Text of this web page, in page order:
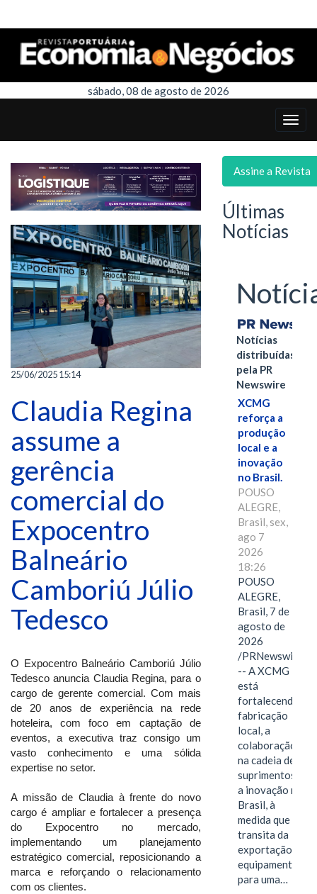
sábado, 08 de agosto de 2026
25/06/2025 15:14
Claudia Regina
assume a
gerência
comercial do
Expocentro
Balneário
Camboriú Júlio
Tedesco
O Expocentro Balneário Camboriú Júlio
Tedesco anuncia Claudia Regina, para o
cargo de gerente comercial. Com mais
de 20 anos de experiência na rede
hoteleira, com foco em captação de
eventos, a executiva traz consigo um
vasto conhecimento e uma sólida
expertise no setor.
A missão de Claudia à frente do novo
cargo é ampliar e fortalecer a presença
do Expocentro no mercado,
implementando um planejamento
estratégico comercial, reposicionando a
marca e reforçando o relacionamento
com os clientes.
Assine a Revista
Últimas
Notícias
Notícias
distribuídas
pela PR
Newswire
XCMG
reforça a
produção
local e a
inovação
no Brasil.
POUSO
ALEGRE,
Brasil, sex,
ago 7
2026
18:26
POUSO
ALEGRE,
Brasil, 7 de
agosto de
2026
/PRNewswire/
-- A XCMG
está
fortalecendo a
fabricação
local, a
colaboração
na cadeia de
suprimentos e
a inovação no
Brasil, à
medida que
transita da
exportação de
equipamentos
para uma…